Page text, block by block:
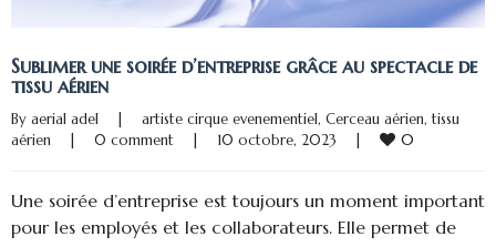
Sublimer une soirée d’entreprise grâce au spectacle de
tissu aérien
By aerial adel artiste cirque evenementiel, Cerceau aérien, tissu
aérien
0 comment 10 octobre, 2023 0
Une soirée d’entreprise est toujours un moment important
pour les employés et les collaborateurs. Elle permet de